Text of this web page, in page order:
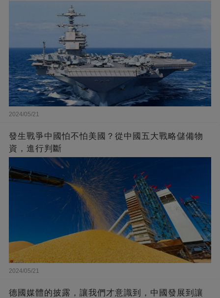
2024/05/21
發生戰爭中國怕不怕美國？從中國五大戰略儲備物
資，進行判斷
2024/05/21
德國媒體的披露，讓我們才意識到，中國發展到讓